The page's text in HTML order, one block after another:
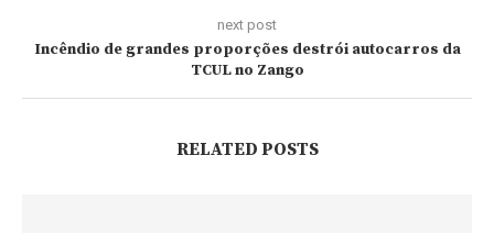
next post
Incêndio de grandes proporções destrói autocarros da
TCUL no Zango
RELATED POSTS